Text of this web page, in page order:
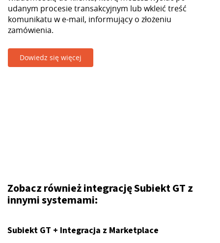
udanym procesie transakcyjnym lub wkleić treść
komunikatu w e-mail, informujący o złożeniu
zamówienia.
Dowiedz się więcej
Zobacz również integrację Subiekt GT z
innymi systemami:
Subiekt GT + Integracja z Marketplace